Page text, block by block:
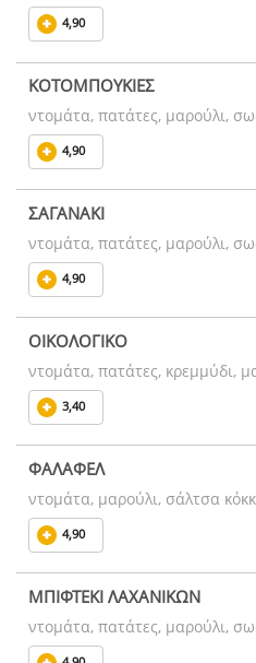
4,90
ΚΟΤΟΜΠΟΥΚΙΕΣ
ντομάτα, πατάτες, μαρούλι,
4,90
ΣΑΓΑΝΑΚΙ
ντομάτα, πατάτες, μαρούλι,
4,90
ΟΙΚΟΛΟΓΙΚΟ
ντομάτα, πατάτες, κρεμμύδι,
3,40
ΦΑΛΑΦΕΛ
ντομάτα, μαρούλι, σάλτσα
4,90
ΜΠΙΦΤΕΚΙ ΛΑΧΑΝΙΚΩΝ
ντομάτα, πατάτες, μαρούλι,